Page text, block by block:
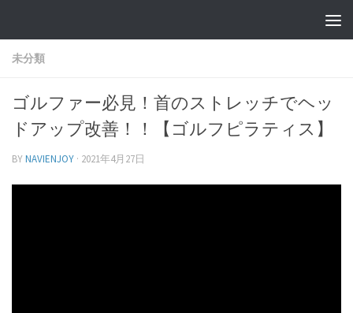
未分類
ゴルファー必見！首のストレッチでヘッ
ドアップ改善！！【ゴルフピラティス】
BYNAVIENJOY · 2021年4月27日